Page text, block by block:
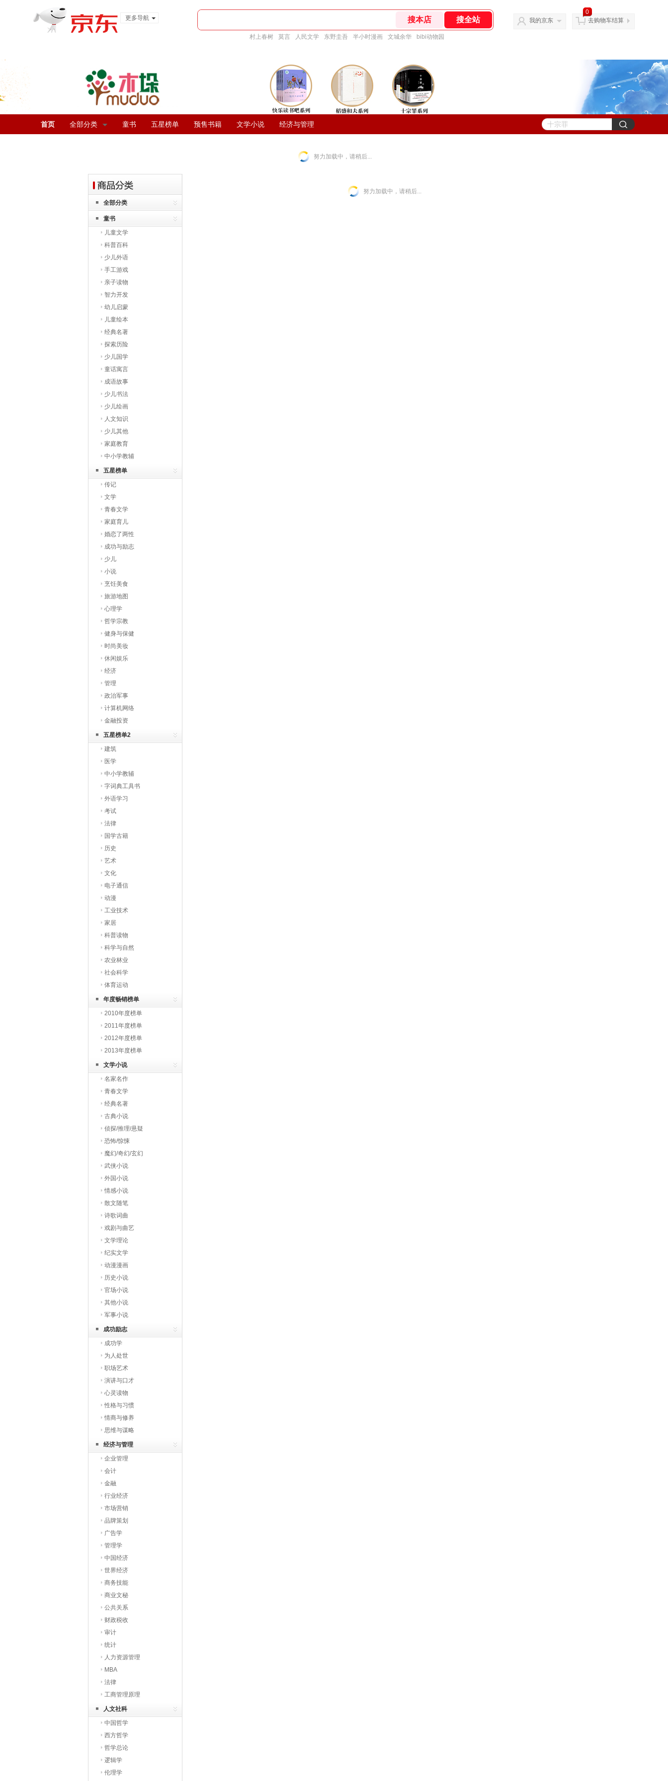
更多导航
村上春树 莫言 人民文学 东野圭吾 半小时漫画 文城余华 bibi动物园
我的京东
0
去购物车结算
首页 全部分类 童书 五星榜单 预售书籍 文学小说 经济与管理
努力加载中，请稍后...
全部分类
童书
儿童文学
科普百科
少儿外语
手工游戏
亲子读物
智力开发
幼儿启蒙
儿童绘本
经典名著
探索历险
少儿国学
童话寓言
成语故事
少儿书法
少儿绘画
人文知识
少儿其他
家庭教育
中小学教辅
五星榜单
传记
文学
青春文学
家庭育儿
婚恋了两性
成功与励志
少儿
小说
烹饪美食
旅游地图
心理学
哲学宗教
健身与保健
时尚美妆
休闲娱乐
经济
管理
政治军事
计算机网络
金融投资
五星榜单2
建筑
医学
中小学教辅
字词典工具书
外语学习
考试
法律
国学古籍
历史
艺术
文化
电子通信
动漫
工业技术
家居
科普读物
科学与自然
农业林业
社会科学
体育运动
年度畅销榜单
2010年度榜单
2011年度榜单
2012年度榜单
2013年度榜单
文学小说
名家名作
青春文学
经典名著
古典小说
侦探/推理/悬疑
恐怖/惊悚
魔幻/奇幻/玄幻
武侠小说
外国小说
情感小说
散文随笔
诗歌词曲
戏剧与曲艺
文学理论
纪实文学
动漫漫画
历史小说
官场小说
其他小说
军事小说
成功励志
成功学
为人处世
职场艺术
演讲与口才
心灵读物
性格与习惯
情商与修养
思维与谋略
经济与管理
企业管理
会计
金融
行业经济
市场营销
品牌策划
广告学
管理学
中国经济
世界经济
商务技能
商业文秘
公共关系
财政税收
审计
统计
人力资源管理
MBA
法律
工商管理原理
人文社科
中国哲学
西方哲学
哲学总论
逻辑学
伦理学
努力加载中，请稍后...